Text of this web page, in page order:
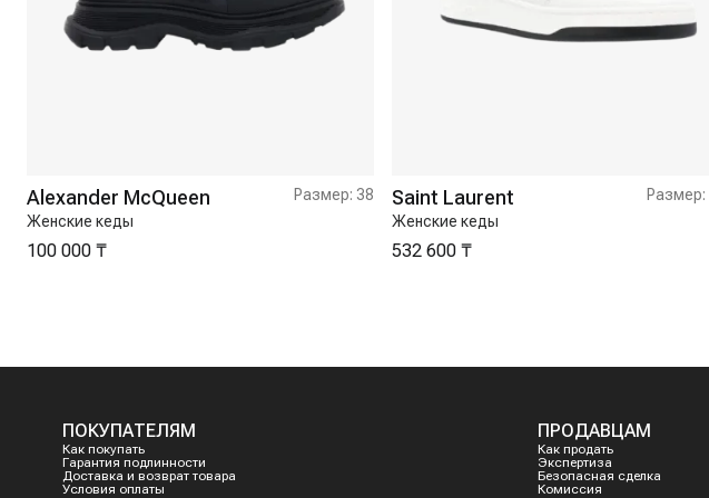
Alexander McQueen
Женские кеды
Размер: 38
100 000 ₸
Saint Laurent
Женские кеды
Размер:
532 600 ₸
ПОКУПАТЕЛЯМ
Как покупать
Гарантия подлинности
Доставка и возврат товара
Условия оплаты
ПРОДАВЦАМ
Как продать
Экспертиза
Безопасная сделка
Комиссия